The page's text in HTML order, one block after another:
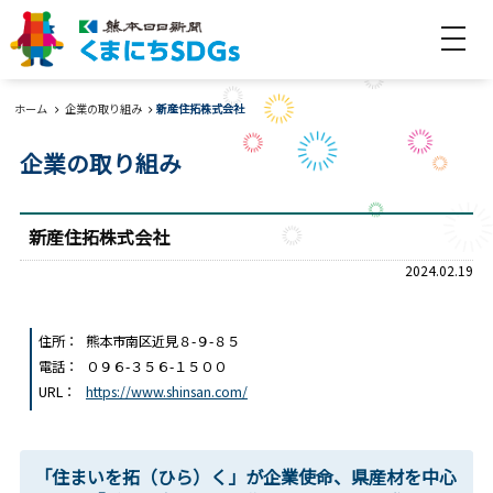
ホーム 企業の取り組み 新産住拓株式会社
企業の取り組み
新産住拓株式会社
2024.02.19
住所
熊本市南区近見８-９-８５
電話
０９６-３５６-１５００
URL
https://www.shinsan.com/
「住まいを拓（ひら）く」が企業使命、県産材を中心
検索
新着情報
SDGsとは
SDGsって何？
SDGsを学ぼう！
「ぷれすけ」のくらしにSDGs
みんなの取り組み